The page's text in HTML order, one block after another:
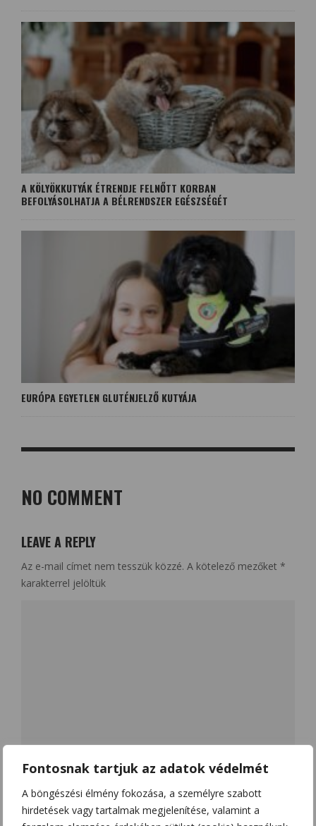
Fontosnak tartjuk az adatok védelmét
A böngészési élmény fokozása, a személyre szabott
hirdetések vagy tartalmak megjelenítése, valamint a
A KÖLYÖKKUTYÁK ÉTRENDJE FELNŐTT KORBAN
BEFOLYÁSOLHATJA A BÉLRENDSZER EGÉSZSÉGÉT
EURÓPA EGYETLEN GLUTÉNJELZŐ KUTYÁJA
NO COMMENT
LEAVE A REPLY
Az e-mail címet nem tesszük közzé. A kötelező mezőket *
karakterrel jelöltük
Name*